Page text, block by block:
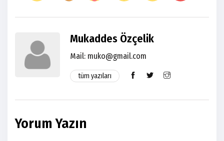
Mukaddes Özçelik
Mail: muko@gmail.com
tüm yazıları
Yorum Yazın